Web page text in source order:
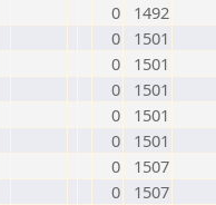
0
1492
0
1501
0
1501
0
1501
0
1501
0
1501
0
1507
0
1507